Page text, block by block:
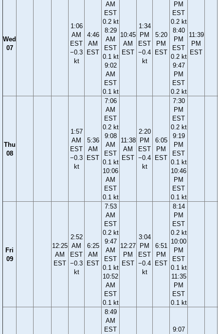
Wed
07
1:06
AM
EST
−0.3
kt
4:46
AM
EST
AM
EST
0.2 kt
8:29
AM
EST
0.1 kt
9:02
AM
EST
0.1 kt
10:45
AM
EST
1:34
PM
EST
−0.4
kt
5:20
PM
EST
PM
EST
0.2 kt
8:40
PM
EST
0.2 kt
9:47
PM
EST
0.2 kt
11:39
PM
EST
Thu
08
1:57
AM
EST
−0.3
kt
5:36
AM
EST
7:06
AM
EST
0.2 kt
9:08
AM
EST
0.1 kt
10:06
AM
EST
0.1 kt
11:38
AM
EST
2:20
PM
EST
−0.4
kt
6:05
PM
EST
7:30
PM
EST
0.2 kt
9:19
PM
EST
0.1 kt
10:46
PM
EST
0.1 kt
Fri
09
12:25
AM
EST
2:52
AM
EST
−0.3
kt
6:25
AM
EST
7:53
AM
EST
0.2 kt
9:47
AM
EST
0.1 kt
10:52
AM
EST
0.1 kt
12:27
PM
EST
3:04
PM
EST
−0.4
kt
6:51
PM
EST
8:14
PM
EST
0.2 kt
10:00
PM
EST
0.1 kt
11:35
PM
EST
0.1 kt
8:49
AM
EST
9:07